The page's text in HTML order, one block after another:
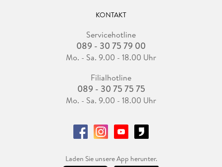
KONTAKT
Servicehotline
089 - 30 75 79 00
Mo. - Sa. 9.00 - 18.00 Uhr
Filialhotline
089 - 30 75 75 75
Mo. - Sa. 9.00 - 18.00 Uhr
Laden Sie unsere App herunter.